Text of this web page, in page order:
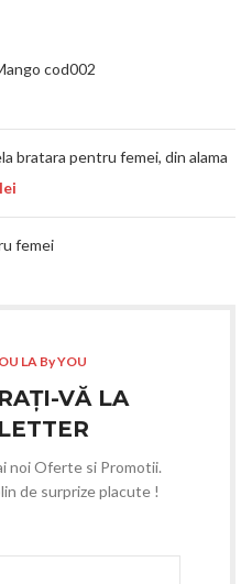
cod002
bratara pentru femei, din alama
lei
femei
LA By YOU
VĂ LA
noi Oferte si Promotii.
de surprize placute !